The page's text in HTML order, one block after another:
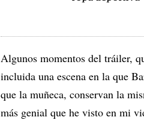
Algunos momentos del tráiler,
incluida una escena en la que
que la muñeca, conservan la
más genial que he visto en mi